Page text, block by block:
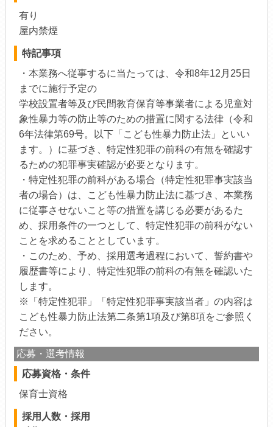
有り
屋内禁煙
特記事項
・本業務へ従事するに当たっては、令和8年12月25日
までに施行予定の
学校設置者等及び民間教育保育等事業者による児童対
象性暴力等の防止等のための措置に関する法律（令和
6年法律第69号。以下「こども性暴力防止法」といい
ます。）に基づき、特定性犯罪の前科の有無を確認す
るための犯罪事実確認が必要となります。
・特定性犯罪の前科がある場合（特定性犯罪事実該当
者の場合）は、こども性暴力防止法に基づき、本業務
に従事させないこと等の措置を講じる必要があるた
め、採用条件の一つとして、特定性犯罪の前科がない
ことを求めることとしています。
・このため、予め、採用選考過程において、誓約書や
履歴書等により、特定性犯罪の前科の有無を確認いた
します。
※「特定性犯罪」「特定性犯罪事実該当者」の内容は
こども性暴力防止法第二条第1項及び第8項をご参照く
ださい。
応募・選考情報
応募資格・条件
保育士資格
採用人数・採用